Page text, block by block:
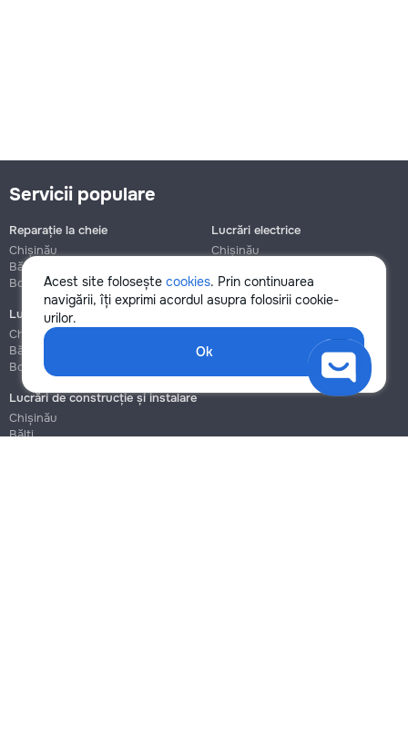
Acest site folosește cookies. Prin continuarea
navigării, îți exprimi acordul asupra folosirii cookie-
urilor.
Ok
Servicii populare
Reparație la cheie
Chișinău
Bălți
Botanica
Lucrări electrice
Chișinău
Botanica
Lucrări de instalații sanitare
Chișinău
Bălți
Botanica
Bălți
Lucrări de construcție și instalare
Chișinău
Bălți